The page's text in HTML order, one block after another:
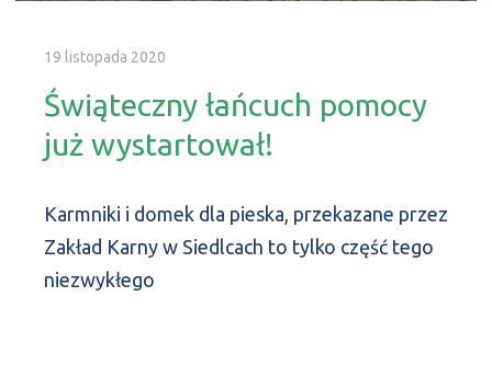
19 listopada 2020
Świąteczny łańcuch pomocy
już wystartował!
Karmniki i domek dla pieska, przekazane przez
Zakład Karny w Siedlcach to tylko część tego
niezwykłego